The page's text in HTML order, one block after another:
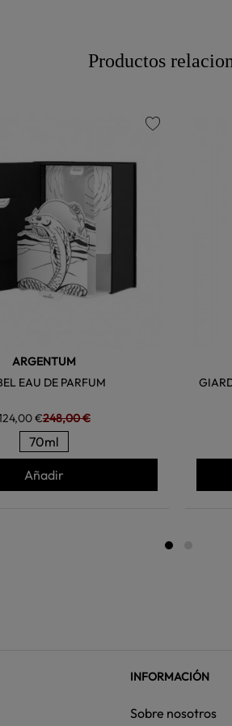
Productos
ARGENTUM
EAU DE PARFUM
€248,00 €
70ml
Añadir
INFORMACIÓN
Sobre nosotros